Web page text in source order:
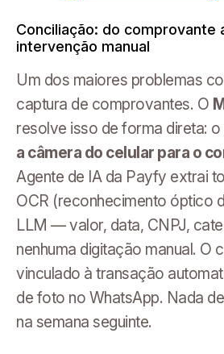
Conciliação: do comprovante
intervenção manual
Um dos maiores problemas
captura de comprovantes. O
resolve isso de forma direta:
a câmera do celular para o
Agente de IA da Payfy extrai
OCR (reconhecimento óptico
LLM — valor, data, CNPJ,
nenhuma digitação manual. O
vinculado à transação
de foto no WhatsApp. Nada
na semana seguinte.